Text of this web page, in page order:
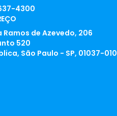
4300
Ramos de Azevedo, 206
520
São Paulo - SP, 01037-010